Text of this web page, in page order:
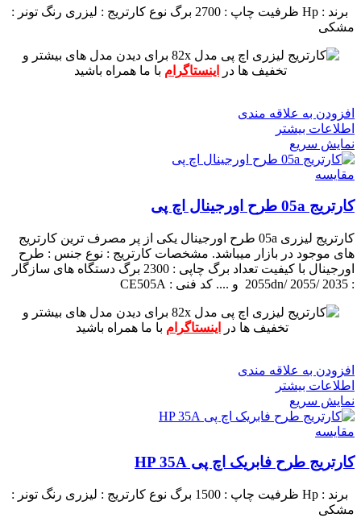
برند : Hp ظرفیت چاپ : 2700 برگ نوع کارتریج : لیزری رنگ تونر :
مشکی
برای دیدن مدل های بیشتر و
تخفیف ها در
اینستاگرام با ما همراه باشید
افزودن به علاقه مندی
اطلاعات بیشتر
نمایش سریع
مقايسه
کارتریج 05a طرح اورجینال اچ پی
کارتریج لیزری 05a طرح اورجینال یکی از پر مصرف ترین کارتریج
های موجود در بازار میباشد. مشخصات کارتریج : نوع جنس : طرح
اورجینال با کیفیت تعداد برگ چاپی : 2300 برگ
دستگاه های سازگار
: 2055dn/ 2055/ 2035 و ....
کد فنی : CE505A
برای دیدن مدل های بیشتر و
تخفیف ها در
اینستاگرام با ما همراه باشید
افزودن به علاقه مندی
اطلاعات بیشتر
نمایش سریع
مقايسه
کارتریج طرح فابریک اچ پی HP 35A
برند : Hp ظرفیت چاپ : 1500 برگ نوع کارتریج : لیزری رنگ تونر :
مشکی